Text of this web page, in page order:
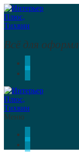
Перейти
к
содержимому
Меню
Закрыть
Всё для
Меню